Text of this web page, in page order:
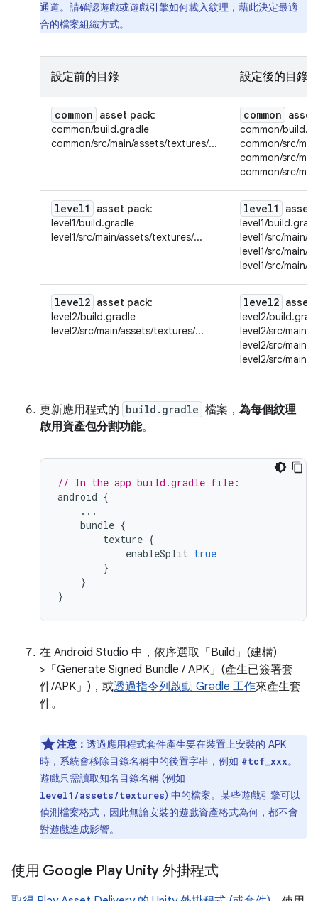
通道。請確認遊戲或遊戲引擎如何載入紋理，藉此決定最適
合的檔案組織方式。
設定前的目錄 設定後的目錄
common asset pack:
common/build.gradle
common/src/main/assets/textures/...
common
asset
common/
common/src/
common/src/
common/src/
level1 asset pack:
level1/build.gradle
level1/src/main/assets/textures/...
level1
asset
level1/
level1/src/main/
level1/src/main/
level1/src/main/
level2 asset pack:
level2/build.gradle
level2/src/main/assets/textures/...
level2 asset
level2/
level2/src/main/
level2/src/main/
level2/src/main/
更新應用程式的 build.gradle 檔案， 為每個紋理
啟用資產包分割功能。
// In the app build.gradle file:
android {
...
bundle {
texture {
enableSplit true
}
}
}
在 Android Studio 中，依序選取「Build」(建構)
>「Generate Signed Bundle / APK」(產生已簽署套
件/APK」) ，或透過指令列啟動 Gradle 工作來產生套
件。
注意： 透過應用程式套件產生要在裝置上安裝的 APK
時，系統會移除目錄名稱中的後置字串，例如 #tcf_xxx。
遊戲只需讀取知名目錄名稱 (例如
level1/assets/textures) 中的檔案。某些遊戲引擎可以
偵測檔案格式，因此無論安裝的遊戲資產格式為何，都不會
對遊戲造成影響。
使用 Google Play Unity 外掛程式